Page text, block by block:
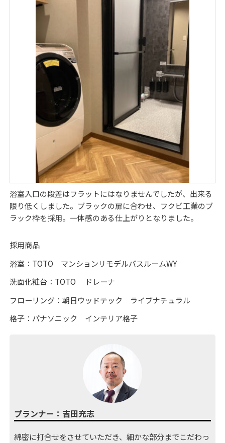
浴室入口の段差はフラットにはなりませんでしたが、出来る
限り低くしました。ブラックの扉に合わせ、フクビ工業のブ
ラック枠を採用。一体感のある仕上がりとなりました。
採用商品
浴室：TOTO マンションリモデルバスルームWY
洗面化粧台：TOTO ドレーナ
フローリング：朝日ウッドテック ライブナチュラル
格子：パナソニック インテリア格子
プランナー：吉田充志
綿密に打合せをさせていただき、細かな部分までこだわっ